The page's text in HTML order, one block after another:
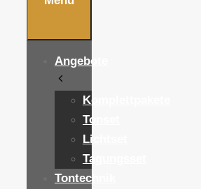
Angebote
Komplettpakete
Tonset
Lichtset
Tagungsset
Tontechnik